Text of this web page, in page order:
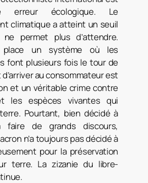
erreur écologique. Le
climatique a atteint un seuil
permet plus d’attendre.
place un système où les
font plusieurs fois le tour de
au consommateur est
et un véritable crime contre
les espèces vivantes qui
Pourtant, bien décidé à
faire de grands discours,
n’a toujours pas décidé à
pour la préservation
terre. La zizanie du libre-